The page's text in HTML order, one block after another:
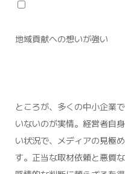
地域貢献への想いが強い
ところが、多くの中小企業
いないのが実情。経営者自
い状況で、メディアの見極
す。正当な取材依頼と悪質